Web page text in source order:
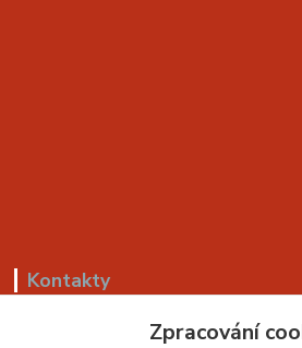
Kontakty
+420 799 530 549Zpracování